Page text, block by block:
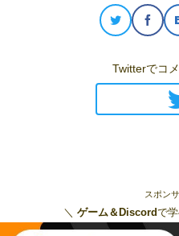
Twitterでコ
スポン
＼ ゲーム＆Discordで